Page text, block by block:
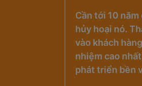
Cần tới 10
hủy hoại nó.
vào khách
nhiệm cao
phát triển bền